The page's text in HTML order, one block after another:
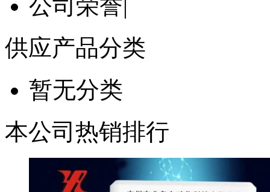
公司荣誉|
供应产品分类
暂无分类
本公司热销排行